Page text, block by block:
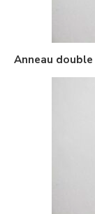
Anneau double